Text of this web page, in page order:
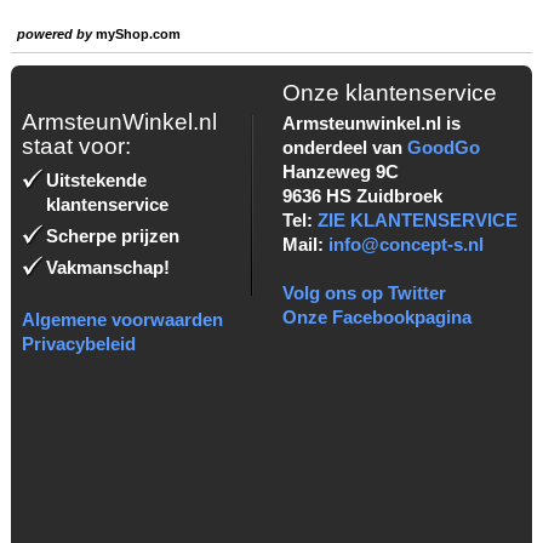
powered bymyShop.com
ArmsteunWinkel.nl
staat voor:
Uitstekende
klantenservice
Scherpe prijzen
Vakmanschap!
Algemene voorwaarden
Privacybeleid
Onze klantenservice
Armsteunwinkel.nl is
onderdeel van GoodGo
Hanzeweg 9C
9636 HS Zuidbroek
Tel: ZIE KLANTENSERVICE
Mail: info@concept-s.nl
Volg ons op Twitter
Onze Facebookpagina